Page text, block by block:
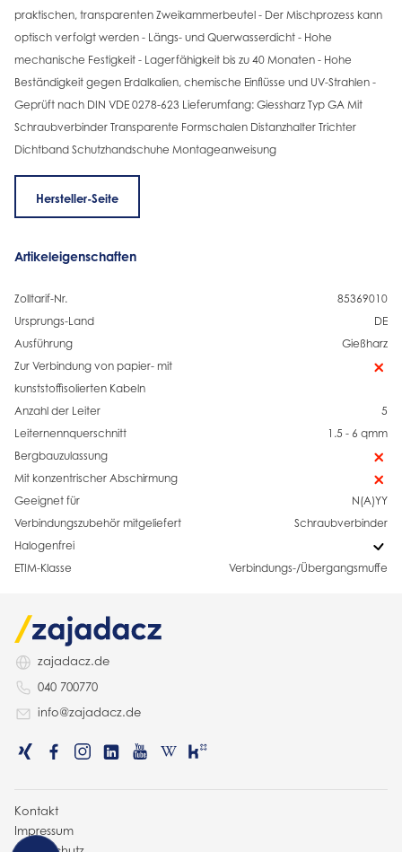
praktischen, transparenten Zweikammerbeutel - Der Mischprozess kann
optisch verfolgt werden - Längs- und Querwasserdicht - Hohe
mechanische Festigkeit - Lagerfähigkeit bis zu 40 Monaten - Hohe
Beständigkeit gegen Erdalkalien, chemische Einflüsse und UV-Strahlen -
Geprüft nach DIN VDE 0278-623 Lieferumfang: Giessharz Typ GA Mit
Schraubverbinder Transparente Formschalen Distanzhalter Trichter
Dichtband Schutzhandschuhe Montageanweisung
Hersteller-Seite
Artikeleigenschaften
Zolltarif-Nr.
85369010
Ursprungs-Land
DE
Ausführung
Gießharz
Zur Verbindung von papier- mit
kunststoffisolierten Kabeln
Anzahl der Leiter
5
Leiternennquerschnitt
1.5 - 6 qmm
Bergbauzulassung
Mit konzentrischer Abschirmung
Geeignet für
N(A)YY
Verbindungszubehör mitgeliefert
Schraubverbinder
Halogenfrei
ETIM-Klasse
Verbindungs-/Übergangsmuffe
zajadacz.de
040 700770
info@zajadacz.de
Kontakt
Impressum